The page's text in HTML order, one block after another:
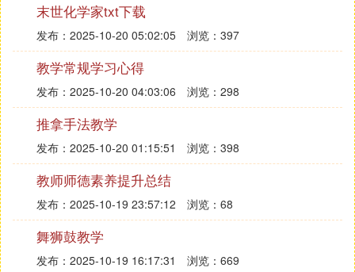
『陆』 六个月婴儿发烧怎么办
病情分析： 第 一,少穿衣服,给孩子散热. 传统的观念
就是孩子一发烧,就要用衣服和被子把小孩裹得严严
实实的,把汗“逼”出来,其实这是不对的.小孩在发烧时,
会出现发抖的症状,父母会以为孩子发冷,其实这是因
为他们体温上升导致的痉挛. 第 二,帮孩子物理降温,
有以下常用方法： 1.头部冷湿敷：用20℃-30℃冷水
浸湿软毛巾后稍挤压使不滴水,折好置于前额,每3-5分
钟更换一次. 2.头部冰枕：将小冰块及少量水装入冰
袋至半满,排出袋内空气,压紧袋口,无漏水后放置于枕
部. 指导意见： 3.温水擦拭或温水浴：用温湿毛巾擦
拭孩子的头,腋下,四肢或洗个温水澡,多擦洗皮肤,促进
末世化学家txt下载
发布：2025-10-20 05:02:05 浏览：397
教学常规学习心得
发布：2025-10-20 04:03:06 浏览：298
推拿手法教学
发布：2025-10-20 01:15:51 浏览：398
教师师德素养提升总结
发布：2025-10-19 23:57:12 浏览：68
舞狮鼓教学
发布：2025-10-19 16:17:31 浏览：669